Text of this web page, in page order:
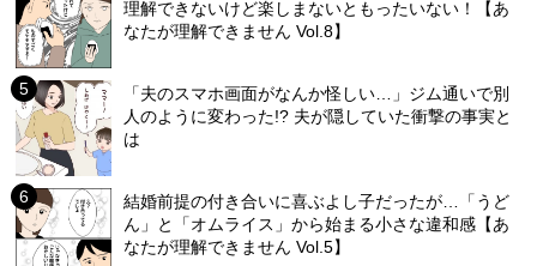
理解できないけど楽しまないともったいない！【あ
なたが理解できません Vol.8】
「夫のスマホ画面がなんか怪しい…」ジム通いで別
人のように変わった!? 夫が隠していた衝撃の事実と
は
結婚前提の付き合いに喜ぶよし子だったが…「うど
ん」と「オムライス」から始まる小さな違和感【あ
なたが理解できません Vol.5】